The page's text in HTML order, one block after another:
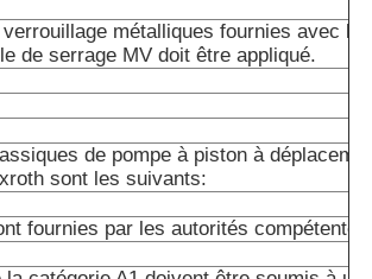
métalliques fournies avec
de serrage MV doit être appliqué.
de pompe à piston à
sont les suivants:
fournies par les autorités